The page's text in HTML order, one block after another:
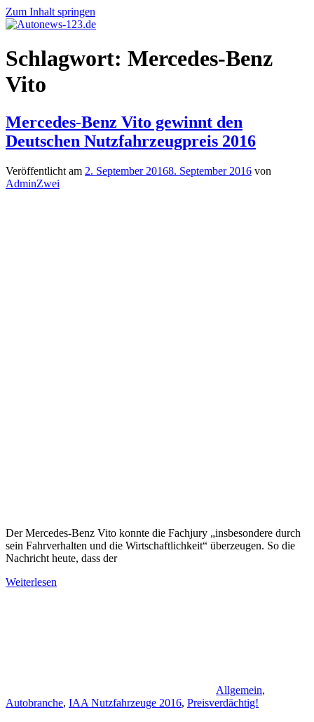
Zum Inhalt springen
Autonews-
123.de
Autonews
mit
Charme
Schlagwort: Mercedes-Benz
Vito
Mercedes-Benz Vito gewinnt den
Deutschen Nutzfahrzeugpreis 2016
Veröffentlicht am 2. September 20168. September 2016 von
AdminZwei
Der Mercedes-Benz Vito konnte die Fachjury „insbesondere durch
sein Fahrverhalten und die Wirtschaftlichkeit“ überzeugen. So die
Nachricht heute, dass der
Weiterlesen
Allgemein,
Autobranche, IAA Nutzfahrzeuge 2016, Preisverdächtig!